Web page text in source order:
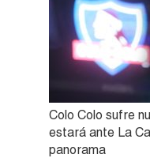
Colo Colo sufre
estará ante La
panorama